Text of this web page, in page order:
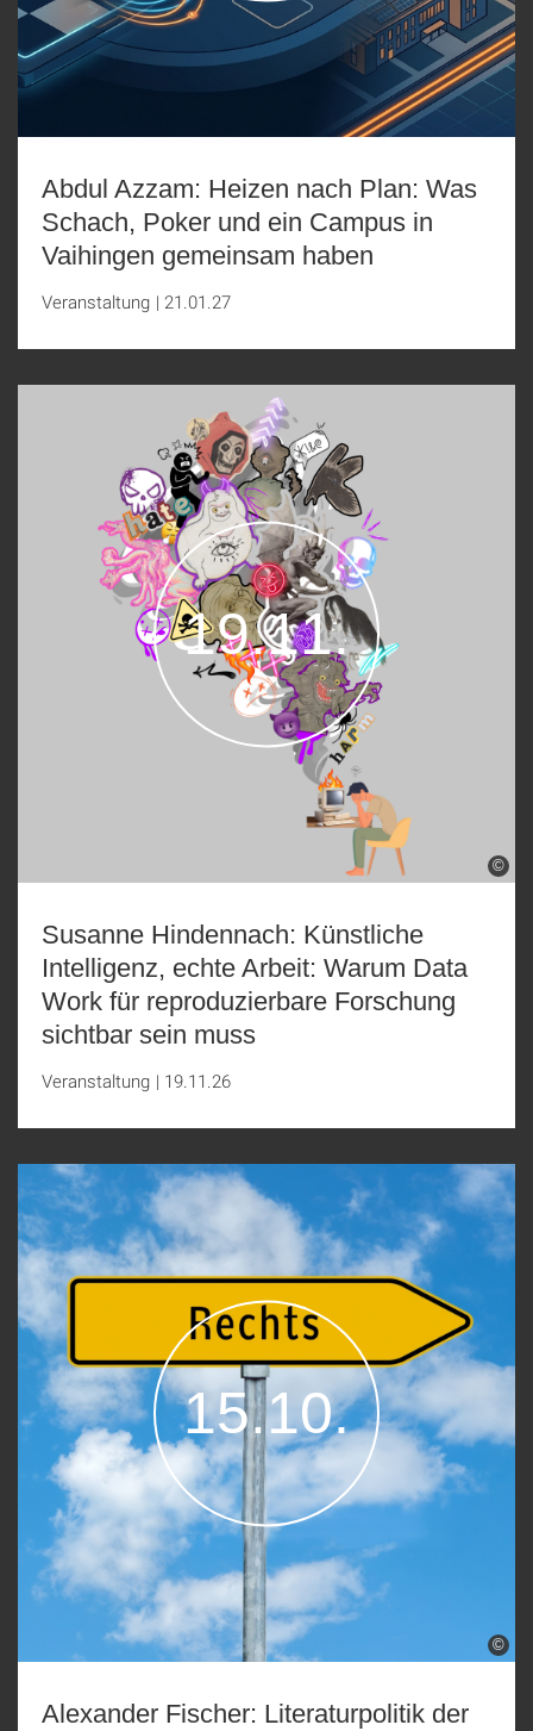
Abdul Azzam: Heizen nach Plan: Was
Schach, Poker und ein Campus in
Vaihingen gemeinsam haben
Veranstaltung | 21.01.27
©
19.11.
Susanne Hindennach: Künstliche
Intelligenz, echte Arbeit: Warum Data
Work für reproduzierbare Forschung
sichtbar sein muss
Veranstaltung | 19.11.26
©
15.10.
Alexander Fischer: Literaturpolitik der